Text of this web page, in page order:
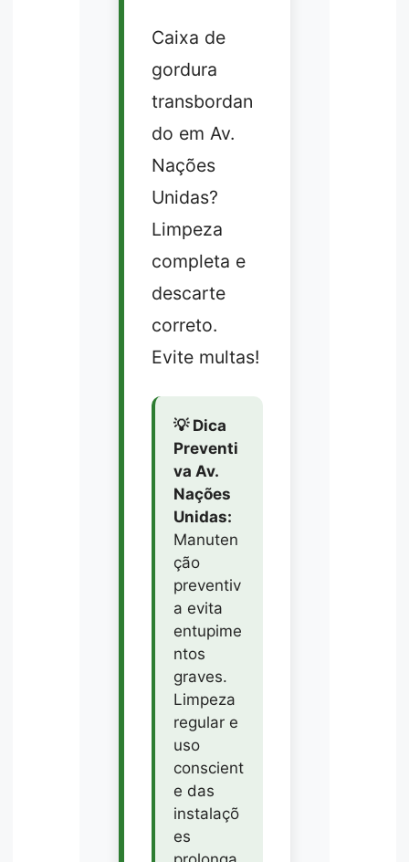
Caixa de
gordura
transbordan
do em Av.
Nações
Unidas?
Limpeza
completa e
descarte
correto.
Evite multas!
💡 Dica
Preventi
va Av.
Nações
Unidas:
Manuten
ção
preventiv
a evita
entupime
ntos
graves.
Limpeza
regular e
uso
conscient
e das
instalaçõ
es